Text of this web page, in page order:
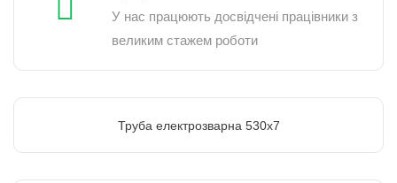
У нас працюють досвідчені працівники з
великим стажем роботи
Труба електрозварна 530х7